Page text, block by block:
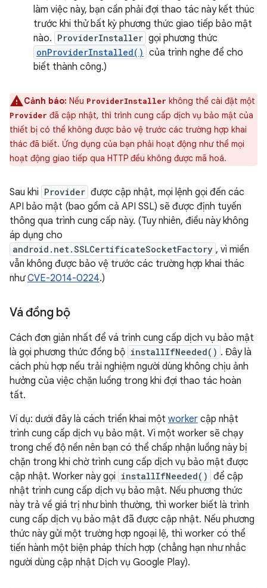
làm việc này, bạn cần phải đợi thao tác này kết thúc
trước khi thử bất kỳ phương thức giao tiếp bảo mật
nào. ProviderInstaller gọi phương thức
onProviderInstalled() của trình nghe để cho
biết thành công.)
Cảnh báo: Nếu ProviderInstaller không thể cài đặt một
Provider đã cập nhật, thì trình cung cấp dịch vụ bảo mật của
thiết bị có thể không được bảo vệ trước các trường hợp khai
thác đã biết. Ứng dụng của bạn phải hoạt động như thể mọi
hoạt động giao tiếp qua HTTP đều không được mã hoá.
Sau khi Provider được cập nhật, mọi lệnh gọi đến các
API bảo mật (bao gồm cả API SSL) sẽ được định tuyến
thông qua trình cung cấp này. (Tuy nhiên, điều này không
áp dụng cho
android.net.SSLCertificateSocketFactory , vì miền
vẫn không được bảo vệ trước các trường hợp khai thác
nhưCVE-2014-0224.)
Vá đồng bộ
Cách đơn giản nhất để vá trình cung cấp dịch vụ bảo mật
là gọi phương thức đồng bộ installIfNeeded() . Đây là
cách phù hợp nếu trải nghiệm người dùng không chịu ảnh
hưởng của việc chặn luồng trong khi đợi thao tác hoàn
tất.
Ví dụ: dưới đây là cách triển khai một worker cập nhật
trình cung cấp dịch vụ bảo mật. Vì một worker sẽ chạy
trong chế độ nền nên bạn có thể chấp nhận luồng này bị
chặn trong khi chờ trình cung cấp dịch vụ bảo mật được
cập nhật. Worker này gọi installIfNeeded() để cập
nhật trình cung cấp dịch vụ bảo mật. Nếu phương thức
này trả về giá trị như bình thường, thì worker biết là trình
cung cấp dịch vụ bảo mật đã được cập nhật. Nếu phương
thức này gửi một trường hợp ngoại lệ, thì worker có thể
tiến hành một biện pháp thích hợp (chẳng hạn như nhắc
người dùng cập nhật Dịch vụ Google Play).